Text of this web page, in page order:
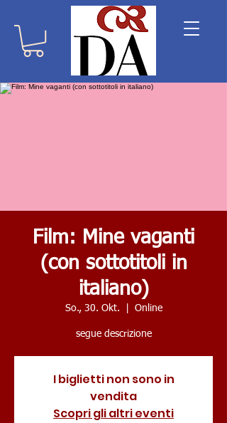
Film: Mine vaganti
(con sottotitoli in
italiano)
So., 30. Okt. Online
segue descrizione
I biglietti non sono in
vendita
Scopri gli altri eventi